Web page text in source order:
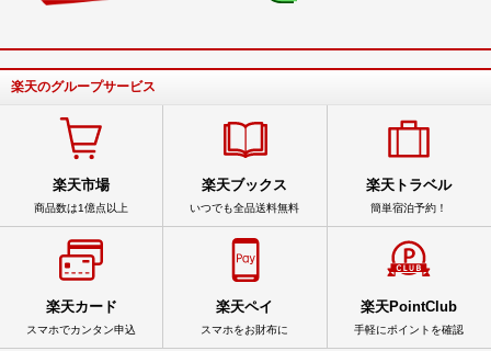
楽天のグループサービス
楽天市場
商品数は1億点以上
楽天ブックス
いつでも全品送料無料
楽天トラベル
簡単宿泊予約！
楽天カード
スマホでカンタン申込
楽天ペイ
スマホをお財布に
楽天PointClub
手軽にポイントを確認